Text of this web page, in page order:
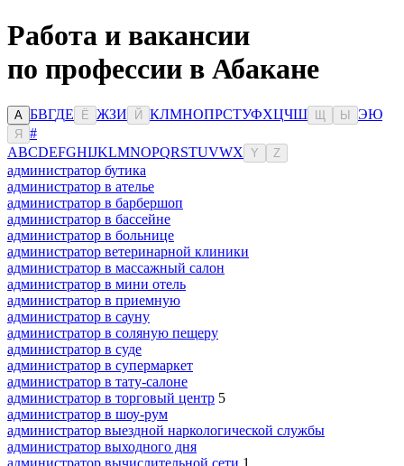
Работа и вакансии
по профессии в Абакане
А БВГДЕ Ё ЖЗИ Й КЛМНОПРСТУФХЦЧШ Ы ЭЮ
Я
#
ABCDEFGHIJKLMNOPQRSTUVWX Y Z
администратор бутика
администратор в ателье
администратор в барбершоп
администратор в бассейне
администратор в больнице
администратор ветеринарной клиники
администратор в массажный салон
администратор в мини отель
администратор в приемную
администратор в сауну
администратор в соляную пещеру
администратор в суде
администратор в супермаркет
администратор в тату-салоне
администратор в торговый центр 5
администратор в шоу-рум
администратор выездной наркологической службы
администратор выходного дня
администратор вычислительной сети 1